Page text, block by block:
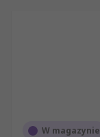
W magazynie